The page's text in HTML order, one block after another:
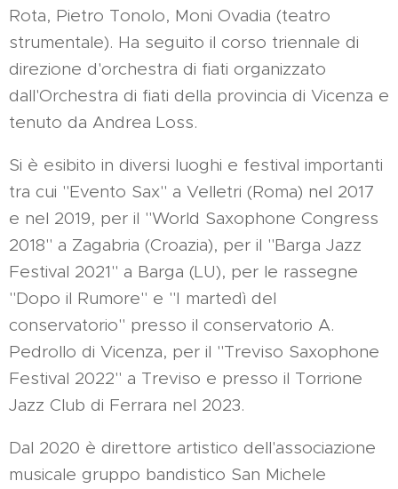
Rota, Pietro Tonolo, Moni Ovadia (teatro
strumentale). Ha seguito il corso triennale di
direzione d'orchestra di fiati organizzato
dall'Orchestra di fiati della provincia di Vicenza e
tenuto da Andrea Loss.
Si è esibito in diversi luoghi e festival importanti
tra cui "Evento Sax" a Velletri (Roma) nel 2017
e nel 2019, per il "World Saxophone Congress
2018" a Zagabria (Croazia), per il "Barga Jazz
Festival 2021" a Barga (LU), per le rassegne
"Dopo il Rumore" e "I martedì del
conservatorio" presso il conservatorio A.
Pedrollo di Vicenza, per il "Treviso Saxophone
Festival 2022" a Treviso e presso il Torrione
Jazz Club di Ferrara nel 2023.
Dal 2020 è direttore artistico dell'associazione
musicale gruppo bandistico San Michele